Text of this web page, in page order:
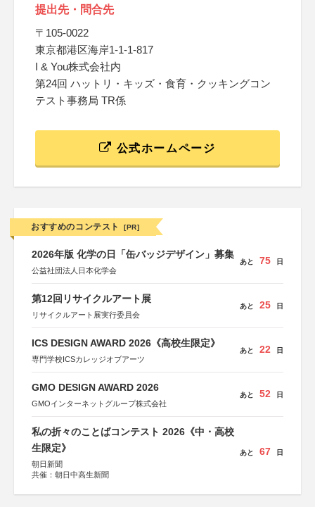
提出先・問合先
〒105-0022
東京都港区海岸1-1-1-817
I & You株式会社内
第24回 ハットリ・キッズ・食育・クッキングコン
テスト事務局 TR係
公式ホームページ
おすすめのコンテスト [PR]
2026年版 化学の日「缶バッジデザイン」募集
公益社団法人日本化学会
あと 75 日
第12回リサイクルアート展
リサイクルアート展実行委員会
あと 25 日
ICS DESIGN AWARD 2026《高校生限定》
専門学校ICSカレッジオブアーツ
あと 22 日
GMO DESIGN AWARD 2026
GMOインターネットグループ株式会社
あと 52 日
私の折々のことばコンテスト 2026《中・高校
生限定》
朝日新聞
共催：朝日中高生新聞
あと 67 日